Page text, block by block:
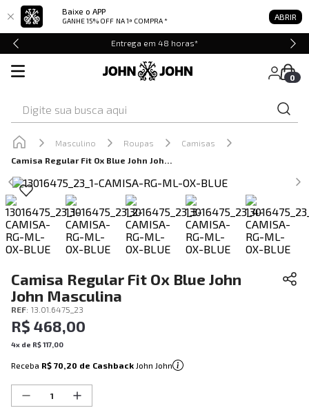
Baixe o APP
GANHE 15% OFF NA 1ª COMPRA * ABRIR
Entrega em 48 horas*
0
Masculino Roupas
Camisas
Camisa Regular Fit Ox Blue John John Masculina
Camisa Regular Fit Ox Blue John
John Masculina
REF: 13.01.6475_23
R$ 468,00
4x de R$117 00
Receba R$ 70,20 de Cashback John John